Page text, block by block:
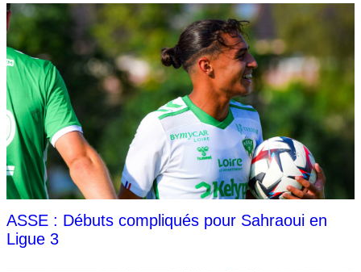
ASSE : Débuts compliqués pour Sahraoui en
Ligue 3